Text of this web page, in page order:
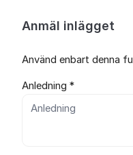
Anmäl inlägget
Använd enbart denna
Anledning *